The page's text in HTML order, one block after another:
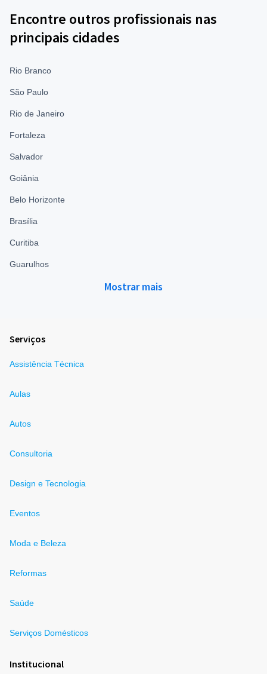
Encontre outros profissionais nas
principais cidades
Rio Branco
São Paulo
Rio de Janeiro
Fortaleza
Salvador
Goiânia
Belo Horizonte
Brasília
Curitiba
Guarulhos
Mostrar mais
Serviços
Assistência Técnica
Aulas
Autos
Consultoria
Design e Tecnologia
Eventos
Moda e Beleza
Reformas
Saúde
Serviços Domésticos
Institucional